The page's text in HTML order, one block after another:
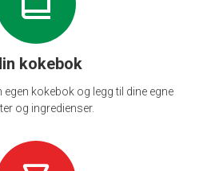
kokebok
egen kokebok og legg til dine egne
og ingredienser.